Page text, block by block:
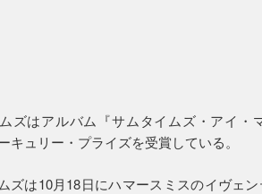
ズはアルバム『サムタイムズ・アイ
キュリー・プライズを受賞している。
ズは10月18日にハマースミスのイヴェ